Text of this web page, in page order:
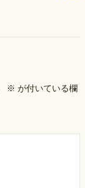
※ が付いている欄